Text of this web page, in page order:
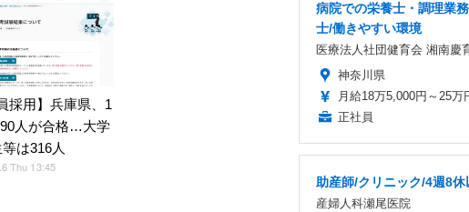
採用】兵庫県、1
人が合格…大学
は316人
Thu 13:45
病院での栄養士・調理業
士/働きやすい環境
医療法人社団健育会 湘南慶
神奈川県
月給18万5,000円～25万
正社員
助産師/クリニック/4週8休
産婦人科瀬尾医院